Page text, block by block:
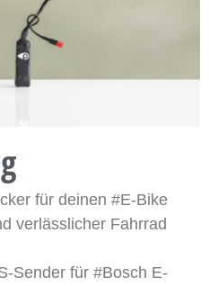
für deinen #E-Bike
verlässlicher Fahrrad
Sender für #Bosch E-